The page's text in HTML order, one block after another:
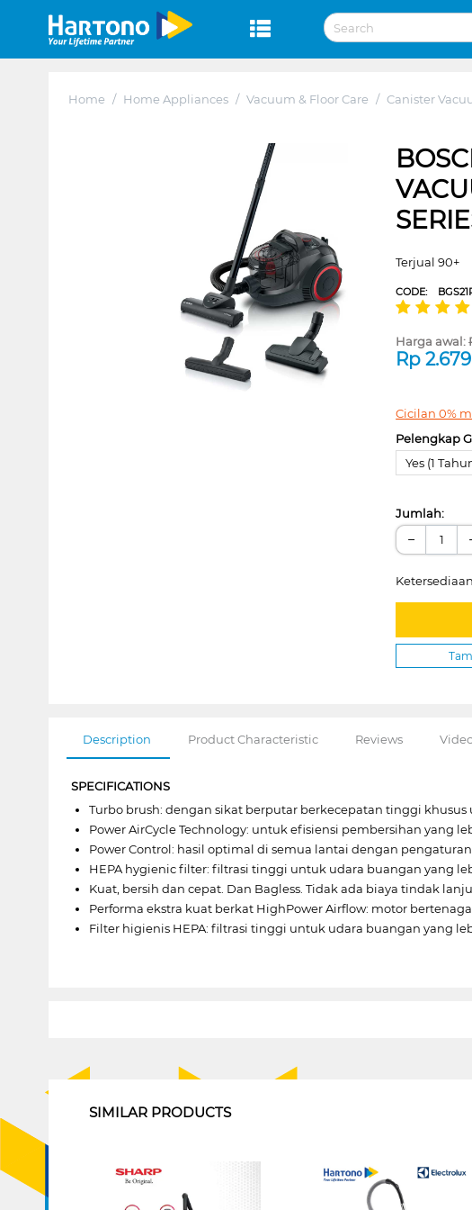
Home / Home Appliances / Vacuum & Floor Care / Canister
Terjual 90+
CODE:
Harga awal:
Rp
Cicilan 0%
Pelengkap
Yes (1
Jumlah:
−
Description Product Characteristic Reviews
SPECIFICATIONS
Turbo brush: dengan sikat berputar berkecepatan tinggi
Power AirCycle Technology: untuk efisiensi pembersihan yang
Power Control: hasil optimal di semua lantai dengan
HEPA hygienic filter: filtrasi tinggi untuk udara buangan yang
Kuat, bersih dan cepat. Dan Bagless. Tidak ada biaya tindak
Performa ekstra kuat berkat HighPower Airflow: motor
Filter higienis HEPA: filtrasi tinggi untuk udara buangan yang
SIMILAR PRODUCTS